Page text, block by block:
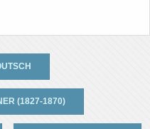
(1827-1870)